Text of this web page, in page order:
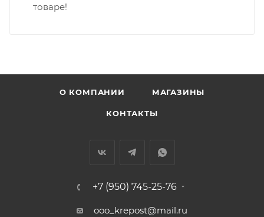
товаре!
О КОМПАНИИ МАГАЗИНЫ
КОНТАКТЫ
+7 (950) 745-25-76
ooo_krepost@mail.ru